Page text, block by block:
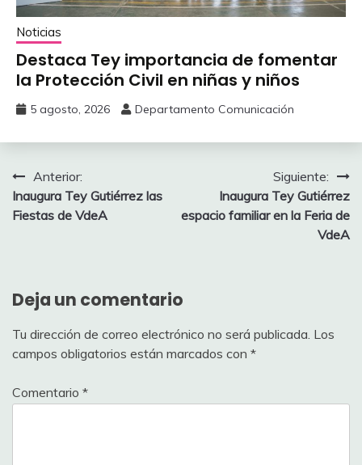
Noticias
‎Destaca Tey importancia de fomentar
‎la Protección Civil en niñas y niños
5 agosto, 2026 Departamento Comunicación
Navegación
de
Anterior:
‎Inaugura Tey Gutiérrez las
Fiestas de VdeA
Siguiente:
‎Inaugura Tey Gutiérrez
espacio familiar en la Feria de
VdeA
Deja un comentario
Tu dirección de correo electrónico no será publicada. Los
campos obligatorios están marcados con *
Comentario *